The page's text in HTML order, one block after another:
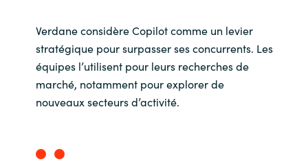
Verdane considère Copilot comme un levier
stratégique pour surpasser ses concurrents. Les
équipes l’utilisent pour leurs recherches de
marché, notamment pour explorer de
nouveaux secteurs d’activité.